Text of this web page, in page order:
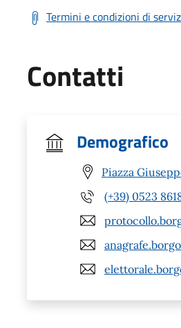
Termini e condizioni di
Contatti
Demografico
Piazza
(+39) 0523